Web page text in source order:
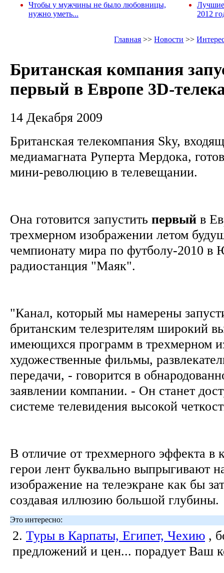
Чтобы у мужчины не было любовницы,
нужно уметь...
Лучшие
2012
Главная >>Новости >>
Британская компания
первый в Европе 3D-
14 Декабря 2009
Британская телекомпания Sky,
медиамагната Руперта Мердока,
мини-революцию в телевещании.
Она готовится запустить первый в
трехмерном изображении летом
чемпионату мира по футболу-2010 в
радиостанция "Маяк".
"Канал, который мы намерены
британским телезрителям широкий
имеющихся программ в трехмерном
художественные фильмы,
передачи, - говорится в
заявлении компании. - Он станет
системе телевидения высокой
В отличие от трехмерного эффекта в
герои лент буквально выпрыгивают
изображение на телеэкране как бы
создавая иллюзию большой
Это интересно:
2. Туры в Карпаты, Египет, Чехию ,
предложений и цен... порадует Ваш